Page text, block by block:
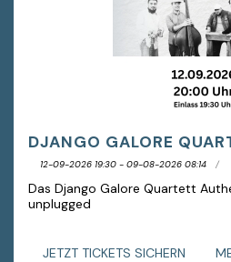
DJANGO GALORE
12-09-2026 19:30 - 09-08-2026 08:14
Das Django Galore Quartett
unplugged
JETZT TICKETS SICHERN